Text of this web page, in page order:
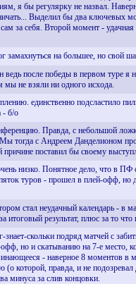
я бы регулярку не назвал.
Выделил бы два ключевых
за себя. Второй момент -
замахнуться на большее, но свой
после победы в первом туре
не взяли ни одного исхода.
единственно подсластило
- б/о
Правда, с небольшой
тогда с Андреем Данделионом
поставил бы своему
низко. Понятное дело, что в
туров - прошел в плей-офф, но
стал неудачный календарь - в
результат, плюс за то что
скольки подряд матчей с
но и скатыванию на 7-е место,
- наверное 8 моментов в
которой, правда, и не
минуса за слив концовки.